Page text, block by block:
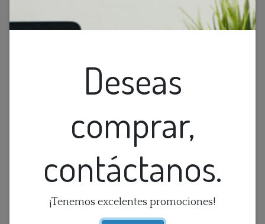
Deseas
comprar,
contáctanos.
¡Tenemos excelentes promociones!
Interrup. Simple C/Luz Marfil Veto Vive